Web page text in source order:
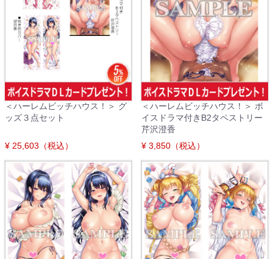
＜ハーレムビッチハウス！＞ グ
ッズ３点セット
¥ 25,603（税込）
＜ハーレムビッチハウス！＞ ボ
イスドラマ付きB2タペストリー
芹沢澄香
¥ 3,850（税込）